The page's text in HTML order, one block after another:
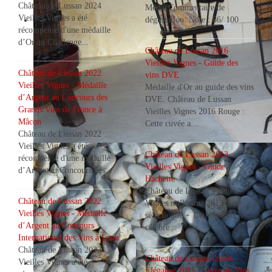
Château de Lussan
La salle de dégustation
Château de Lussan 2024
Vieilles Vignes a été
récompensé d'une médaille
d’Or au Challenge...
Château de Lussan 2022
Vieilles Vignes - Médaille
d’Argent au Concours des
Grands Vins de France à
Mâcon
Château de Lussan 2022
Vieilles Vignes a été
récompensé d'une médaille
d’Argentau Concours des...
Château de Lussan 2022
Vieilles Vignes - Médaille
d’Argent au Concours
International des Vins à Lyon
Château de Lussan 2022
Vieilles Vignes a été
MédocCommentaire de
dégustation: Note : 86/ 100
Château de Lussan 2016
Vieilles Vignes - Guide des
vins DVE
Médaille d'Or au guide des vins
DVE. Château de Lussan
Vieilles Vignes 2016 Rouge :
Cette cuvée a...
Château de Lussan 2013
Vieilles Vignes - Guide
Hachette
Château de Lussan Vieilles
Vignes millésime 2013 a été
sélectionné + 1 étoile dans le
célèbre...
Château de Lussan Cuvée